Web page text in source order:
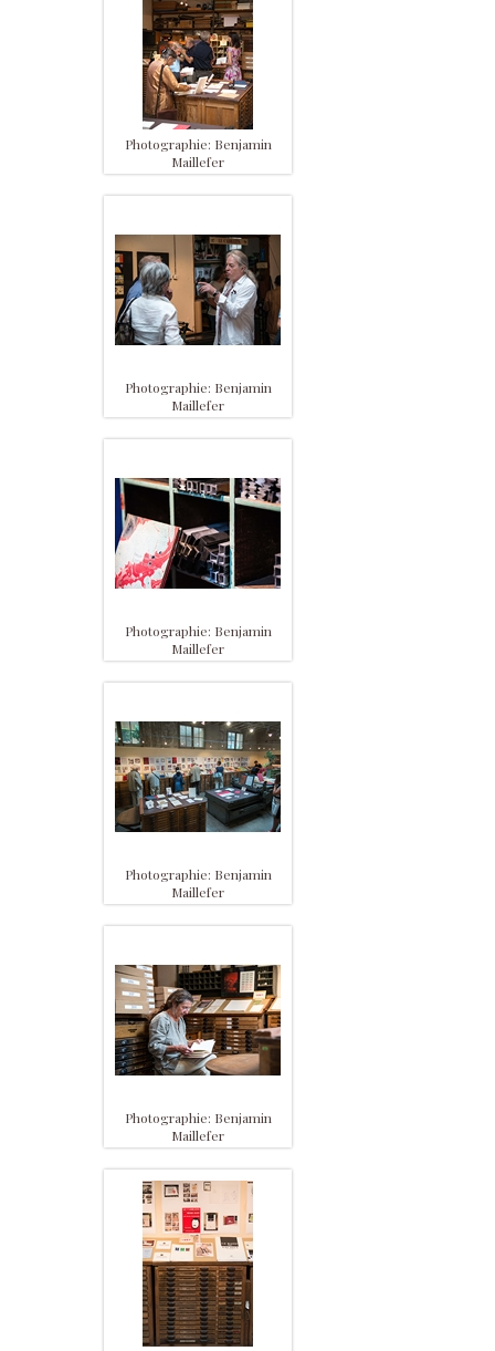
Photographie: Benjamin
Maillefer
Photographie: Benjamin
Maillefer
Photographie: Benjamin
Maillefer
Photographie: Benjamin
Maillefer
Photographie: Benjamin
Maillefer